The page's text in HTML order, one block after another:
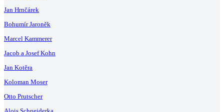
Jan Hrnčárek
Bohumír Jaroněk
Marcel Kammerer
Jacob a Josef Kohn
Jan Kotěra
Koloman Moser
Otto Prutscher